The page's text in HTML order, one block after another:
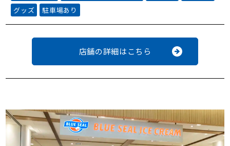
グッズ
駐車場あり
店舗の詳細はこちら